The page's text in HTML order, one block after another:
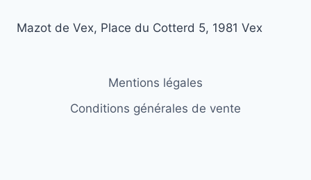
Mazot de Vex, Place du Cotterd 5, 1981 Vex
Mentions légales
Conditions générales de vente